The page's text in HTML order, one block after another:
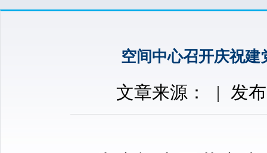
空间中心召开庆祝建
文章来源： | 发